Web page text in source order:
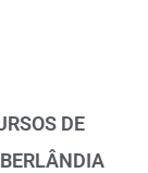
DE